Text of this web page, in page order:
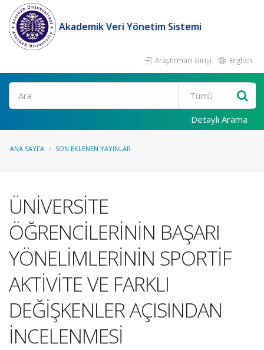
Akademik Veri Yönetim Sistemi
Araştırmacı Girişi English
Ara
Detaylı Arama
ANA SAYFA SON EKLENEN YAYINLAR
ÜNİVERSİTE
ÖĞRENCİLERİNİN BAŞARI
YÖNELİMLERİNİN SPORTİF
AKTİVİTE VE FARKLI
DEĞİŞKENLER AÇISINDAN
İNCELENMESİ